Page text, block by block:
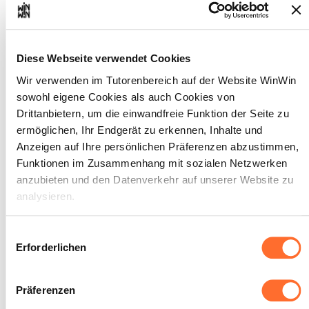
Diese Webseite verwendet Cookies
Wir verwenden im Tutorenbereich auf der Website WinWin
sowohl eigene Cookies als auch Cookies von
Drittanbietern, um die einwandfreie Funktion der Seite zu
ermöglichen, Ihr Endgerät zu erkennen, Inhalte und
Anzeigen auf Ihre persönlichen Präferenzen abzustimmen,
Funktionen im Zusammenhang mit sozialen Netzwerken
anzubieten und den Datenverkehr auf unserer Website zu
analysieren.
akzeptieren, ablehnen oder konfigurieren. Davon
ausgenommen sind Cookies, die für die Funktion der
Website unbedingt erforderlich sind. Eine Beschreibung der
verschiedenen Cookies finden sie oben unter „Details“.
Erforderlichen
Präferenzen
INDIKATOREN
die Kombination von Speisen und
Weinen.
Er macht Empfehlungen.
SOCKEL
Die Kombination von Speisen und Weinen
ist bekannt.
3
Lage, die französischen Weine